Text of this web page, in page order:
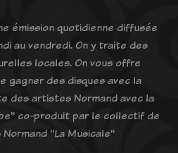
émission quotidienne diffusée
au vendredi. On y traite des
locales. On vous offre
gagner des disques avec la
des artistes Normand avec la
co-produit par le collectif de
"La Musicale"